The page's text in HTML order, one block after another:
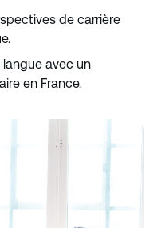
de carrière
avec un
en France.